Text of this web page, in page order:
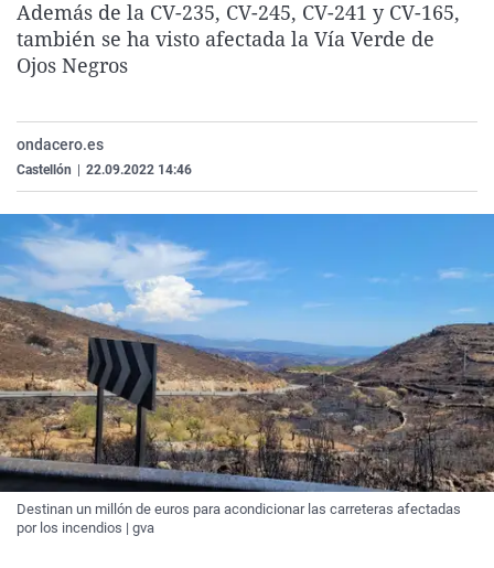
La rosa de los vientos
Caso
Extremadura
Virales
Además de la CV-235, CV-245, CV-241 y CV-165,
también se ha visto afectada la Vía Verde de
Ojos Negros
ondacero.es
Castellón 22.09.2022 14:46
Destinan un millón de euros para acondicionar las carreteras afectadas
por los incendios | gva